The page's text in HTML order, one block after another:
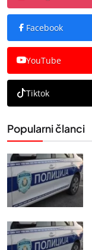
Facebook
YouTube
Tiktok
Popularni članci